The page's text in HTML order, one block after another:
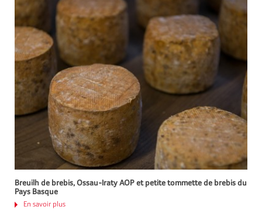
Breuilh de brebis, Ossau-Iraty AOP et petite tommette de brebis du
Pays Basque
En savoir plus